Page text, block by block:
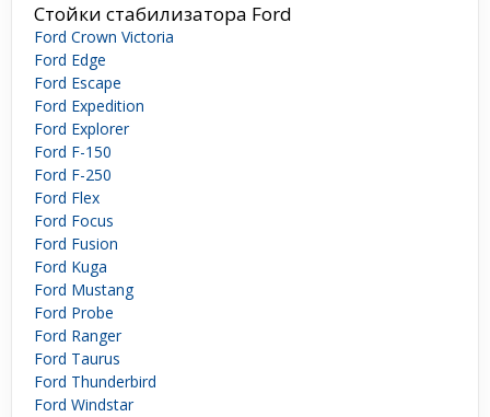
Стойки стабилизатора Ford
Ford Crown Victoria
Ford Edge
Ford Escape
Ford Expedition
Ford Explorer
Ford F-150
Ford F-250
Ford Flex
Ford Focus
Ford Fusion
Ford Kuga
Ford Mustang
Ford Probe
Ford Ranger
Ford Taurus
Ford Thunderbird
Ford Windstar